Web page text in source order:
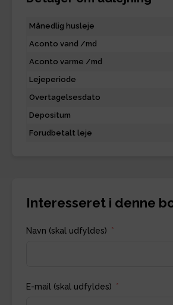
Månedlig husleje
Aconto vand /md
Aconto varme /md
Lejeperiode
Overtagelsesdato
Depositum
Forudbetalt leje
Interesseret i denne
Navn (skal udfyldes)
E-mail (skal udfyldes)